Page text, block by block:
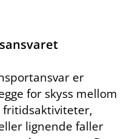
er
for skyss mellom
fritidsaktiviteter,
lignende faller